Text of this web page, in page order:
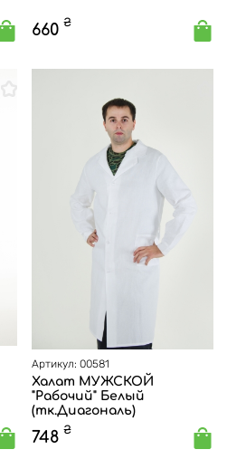
660 ₴
Артикул: 00581
Халат МУЖСКОЙ
"Рабочий" Белый
(тк.Диагональ)
748 ₴